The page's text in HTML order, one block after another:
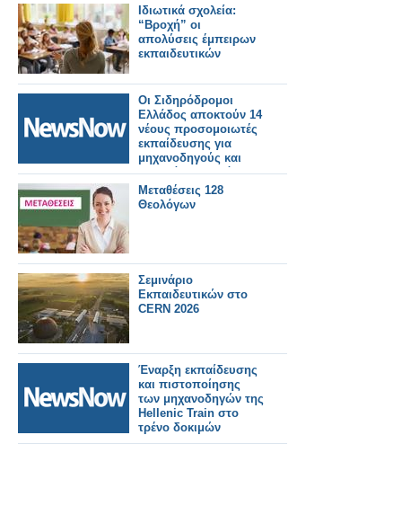
Ιδιωτικά σχολεία:
“Βροχή” οι
απολύσεις έμπειρων
εκπαιδευτικών
Οι Σιδηρόδρομοι
Ελλάδος αποκτούν 14
νέους προσομοιωτές
εκπαίδευσης για
μηχανοδηγούς και
σταθμάρχες εντός του
2026
Μεταθέσεις 128
Θεολόγων
Σεμινάριο
Εκπαιδευτικών στο
CERN 2026
Έναρξη εκπαίδευσης
και πιστοποίησης
των μηχανοδηγών της
Hellenic Train στο
τρένο δοκιμών
Coradia Stream.